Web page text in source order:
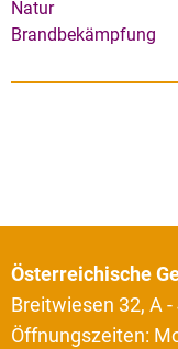
Natur
Brandbekämpfung
Österreichische
Breitwiesen 32, A
Öffnungszeiten: